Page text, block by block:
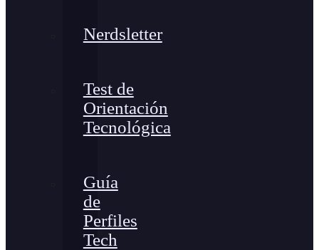
Nerdsletter
Test de
Orientación
Tecnológica
Guía
de
Perfiles
Tech